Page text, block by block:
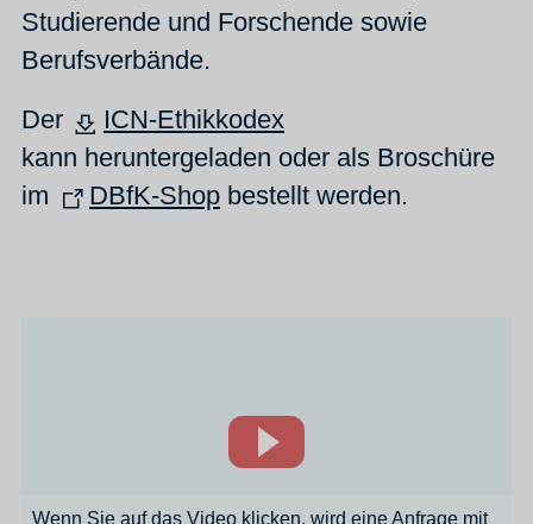
Studierende und Forschende sowie
Berufsverbände.
Der
ICN-Ethikkodex
kann heruntergeladen oder als Broschüre
im
DBfK-Shop bestellt werden.
Wenn Sie auf das Video klicken, wird eine Anfrage mit